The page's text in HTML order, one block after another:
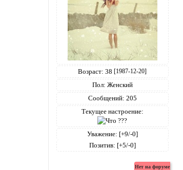
Возраст: 38[1987-12-20]
Пол: Женский
Сообщений: 205
Текущее настроение:
Уважение: [+9/-0]
Позитив: [+5/-0]